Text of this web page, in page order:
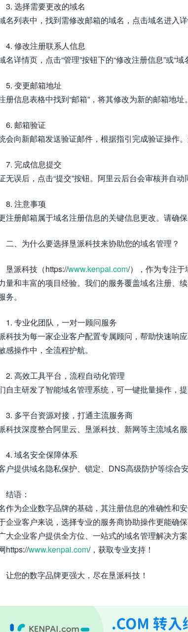
3. 选择需要更改的域名
名列表中，找到需修改邮箱的域名，点击域名进入详
4. 修改注册联系人信息
名详情页，点击“管理”按钮下的“修改注册信息”或“域
5. 变更邮箱地址
册信息表格中找到“邮箱”，将其修改为新的邮箱地址
6. 邮箱验证
会向新邮箱发送验证邮件，根据指引完成验证操作
7. 完成信息提交
无误后，点击“提交”按钮。阿里云后台会审核并自动
8. 注意事项
注册邮箱属于域名注册信息的关键信息更改。请确
二、为什么要选择垦派科技来协助您的域名管理？
垦派科技（https://www.kenpai.com/），作为专注
量和丰富的项目经验。我们的服务覆盖域名注册、
务。
1. 专业化团队，一对一顾问服务
科技为每一家企业客户配置专属顾问，帮助快速响
感操作中，全流程护航。
2. 高效工具平台，流程自动化管理
自主研发了智能域名管理系统，可一键批量操作，
3. 多平台资源对接，打通主流服务商
科技深度整合阿里云、垦派科技、新网等主流域名
4. 域名安全保障体系
户提供域名隐私保护、锁定、DNS高级防护等综合
结语：
作为企业数字品牌的基础，其注册信息的准确性和
企业客户来说，选择专业的服务商协助操作更能确
大企业客户提供全方位、一站式的域名管理解决方
https://www.kenpai.com/，获取专业支持！
让您的数字品牌更强大，尽在垦派科技！